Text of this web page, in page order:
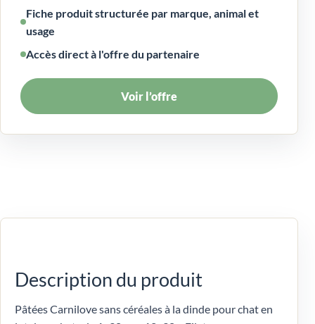
Fiche produit structurée par marque, animal et
usage
Accès direct à l'offre du partenaire
Voir l’offre
Description du produit
Pâtées Carnilove sans céréales à la dinde pour chat en